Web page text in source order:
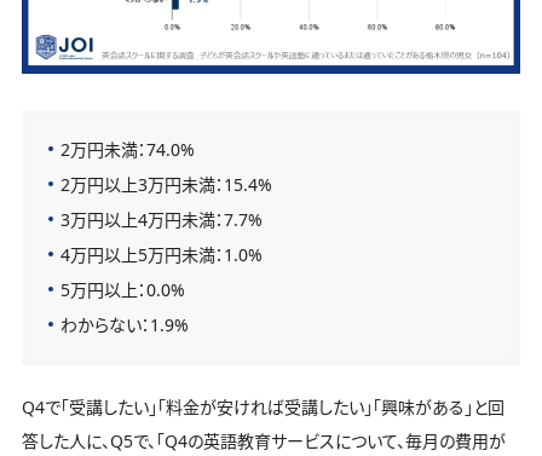
2万円未満：74.0%
2万円以上3万円未満：15.4%
3万円以上4万円未満：7.7%
4万円以上5万円未満：1.0%
5万円以上：0.0%
わからない：1.9%
Q4で「受講したい」「料金が安ければ受講したい」「興味がある」と回
答した人に、Q5で、「Q4の英語教育サービスについて、毎月の費用が